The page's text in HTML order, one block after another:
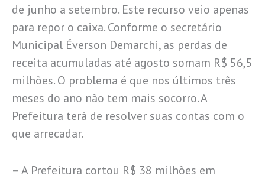
de junho a setembro. Este recurso veio apenas
para repor o caixa. Conforme o secretário
Municipal Éverson Demarchi, as perdas de
receita acumuladas até agosto somam R$ 56,5
milhões. O problema é que nos últimos três
meses do ano não tem mais socorro. A
Prefeitura terá de resolver suas contas com o
que arrecadar.
–A Prefeitura cortou R$ 38 milhões em